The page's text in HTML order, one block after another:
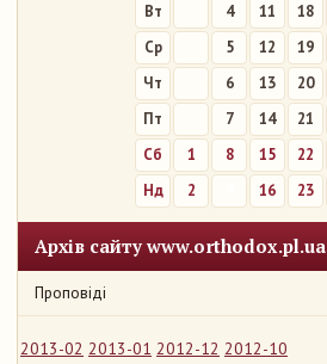
Вт
4 11 18
Ср
5 12 19
Чт
6 13 20
Пт
7 14 21
Сб
1 8 15 22
Нд
2 16 23
Архів сайту www.orthodox.pl.ua
Проповіді
2013-02 2013-01 2012-12 2012-10